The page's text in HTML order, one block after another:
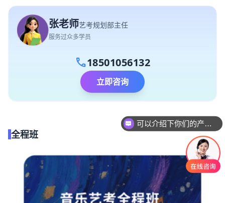
张老师艺考规划部主任
服务过众多学员
call18501056132
立即咨询
全程班
可以介绍下你们的产品么